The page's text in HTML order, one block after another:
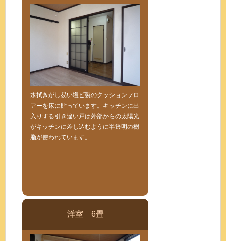
水拭きがし易い塩ビ製のクッションフロ
アーを床に貼っています。キッチンに出
入りする引き違い戸は外部からの太陽光
がキッチンに差し込むように半透明の樹
脂が使われています。
洋室 6畳